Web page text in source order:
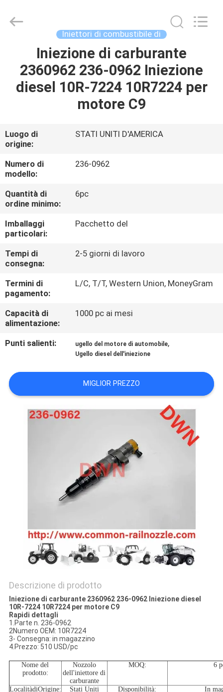
PRODOTTI
NOI
GIRO
DELLA
FABBRICA
CONTROLLO
DI
QUALITÀ
CONTATTICI
RICHIEDA
UNA
MAPPA
Auto
Iniettori di combustibile di
Iniezione di carburante
2360962 236-0962 Iniezione
diesel 10R-7224 10R7224 per
motore C9
Luogo di
origine:
STATI UNITI D'AMERICA
Numero di
modello:
236-0962
Quantità di
ordine minimo:
6pc
Imballaggi
particolari:
Pacchetto del
Tempi di
consegna:
2-5 giorni di lavoro
Termini di
pagamento:
L/C, T/T, Western Union, MoneyGram
Capacità di
alimentazione:
1000 pc ai mesi
Punti salienti: ugello del motore di automobile,
Ugello diesel dell'iniezione
MIGLIOR PREZZO
Descrizione di prodotto
Iniezione di carburante 2360962 236-0962 Iniezione diesel
10R-7224 10R7224 per motore C9
Rapidi dettagli
1.Parte n. 236-0962
2Numero OEM: 10R7224
3- Consegna: in magazzino
4.Prezzo: 510 USD/pc
Nome del
prodotto:
Nozzolo
dell'iniettore di
carburante
MOQ: 6
LocalitàdiOrigine: Stati Uniti Disponibilità:
In